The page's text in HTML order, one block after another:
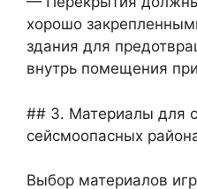
хорошо
здания для
внутрь помещения
## 3. Материалы для
сейсмоопасных
Выбор материалов